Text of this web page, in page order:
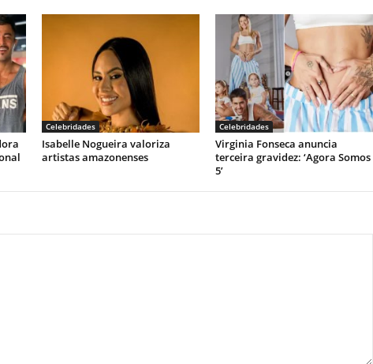
Celebridades
Isabelle Nogueira valoriza
artistas amazonenses
Celebridades
Virginia Fonseca anuncia
terceira gravidez: ‘Agora Somos
5’